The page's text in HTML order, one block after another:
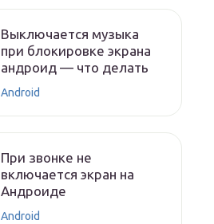
Выключается музыка
при блокировке экрана
андроид — что делать
Android
При звонке не
включается экран на
Андроиде
Android